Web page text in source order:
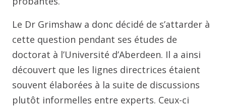
Le Dr Grimshaw a donc décidé de s’attarder à
cette question pendant ses études de
doctorat à l’Université d’Aberdeen. Il a ainsi
découvert que les lignes directrices étaient
souvent élaborées à la suite de discussions
plutôt informelles entre experts. Ceux-ci